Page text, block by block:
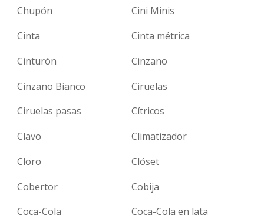
Chupón
Cini Minis
Cinta
Cinta métrica
Cinturón
Cinzano
Cinzano Bianco
Ciruelas
Ciruelas pasas
Cítricos
Clavo
Climatizador
Cloro
Clóset
Cobertor
Cobija
Coca-Cola
Coca-Cola en lata